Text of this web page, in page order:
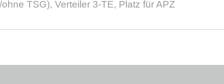
TSG), Verteiler 3-TE, Platz für APZ